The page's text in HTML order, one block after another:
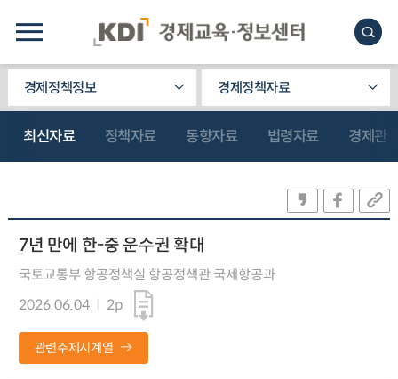
경제정책정보 경제정책자료
최신자료 정책자료 동향자료 법령자료 경제관
7년 만에 한-중 운수권 확대
국토교통부 항공정책실 항공정책관 국제항공과
2026.06.04
2p
관련주제시계열